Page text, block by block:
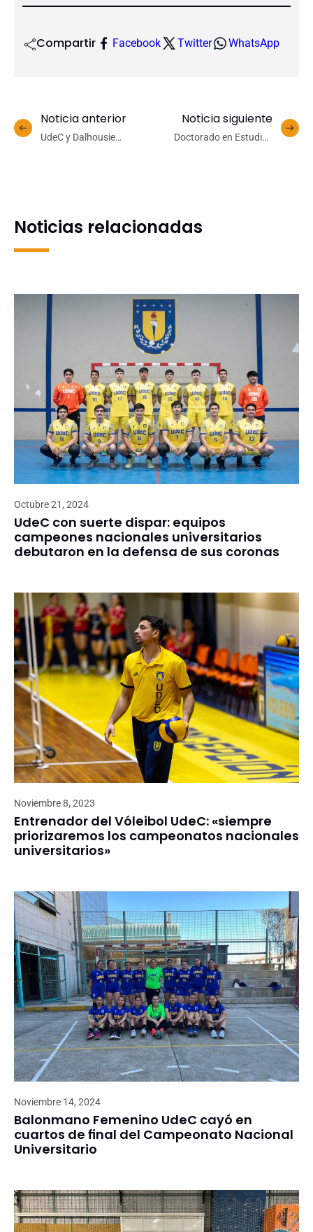
Compartir Facebook Twitter WhatsApp
Noticia anterior
UdeC y Dalhousie
Noticia siguiente
Doctorado en Estudios
Noticias relacionadas
Octubre 21, 2024
UdeC con suerte dispar: equipos
campeones nacionales universitarios
debutaron en la defensa de sus coronas
Noviembre 8, 2023
Entrenador del Vóleibol UdeC: «siempre
priorizaremos los campeonatos nacionales
universitarios»
Noviembre 14, 2024
Balonmano Femenino UdeC cayó en
cuartos de final del Campeonato Nacional
Universitario